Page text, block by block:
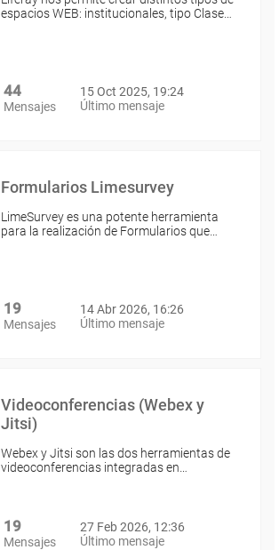
espacios WEB: institucionales, tipo Clase…
44
Mensajes
15 Oct 2025, 19:24
Último mensaje
Formularios Limesurvey
LimeSurvey es una potente herramienta
para la realización de Formularios que…
19
Mensajes
14 Abr 2026, 16:26
Último mensaje
Videoconferencias (Webex y
Jitsi)
Webex y Jitsi son las dos herramientas de
videoconferencias integradas en…
19
Mensajes
27 Feb 2026, 12:36
Último mensaje